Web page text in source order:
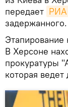
передает РИА
задержанного.
Этапирование
В Херсоне
прокуратуры
которая